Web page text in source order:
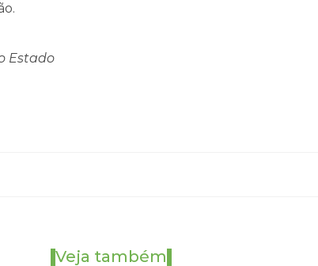
Estado
Veja também